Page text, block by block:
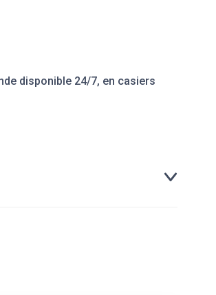
disponible 24/7, en casiers